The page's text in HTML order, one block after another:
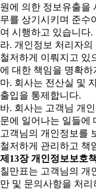
원에 의한 정보유출을
무를 상기시키며 준수
여 시행하고 있습니다.
라. 개인정보 처리자
철저하게 이뤄지고 있
에 대한 책임을 명확
마. 회사는 전산실 및
출입을 통제합니다.
바. 회사는 고객님 개
문에 일어나는 일들에
고객님의 개인정보를
철저하게 관리하고 책
제13장 개인정보보호
칠만표는 고객님의 개
만 및 문의사항을 처리